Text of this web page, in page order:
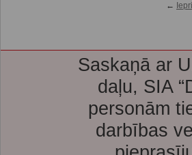
←
Saskaņā ar
daļu, SIA
personām
darbības